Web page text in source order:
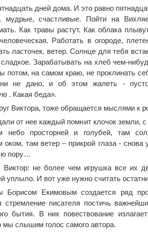
дней дома. И это равно
мудрые, счастливые. Пойти на
Как травы растут. Как облака
Работать в огороде,
ла­сточек, ветер. Солнце для тебя
Зарабатывать на хлеб чем-
потом, на самом краю, не проклинать
не дано, и об этом жалеть -
. Какая беда».
Виктора, тоже обращается мыслями к
от нее каждый помнит клочок земли,
небо просторней и голубей, там
оком, там ветер – прикрой глаза - снова
пору…
не более чем игрушка все их
уплыло. И вот уже нужно считать
Борисом Екимовым создается ряд
стремление писателя постичь
бытия. В них повествование
мы слышим голос самого автора.